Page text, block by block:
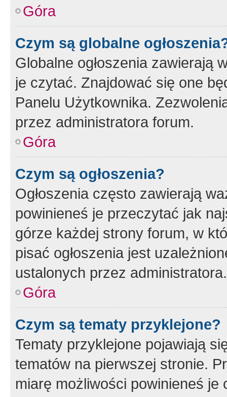
Góra
Czym są globalne
Globalne ogłoszenia zawierają
je czytać. Znajdować się one
Panelu Użytkownika.
przez administratora forum.
Góra
Czym są ogłoszenia?
Ogłoszenia często zawierają
powinieneś je przeczytać jak
górze każdej strony forum, w
pisać ogłoszenia jest
ustalonych przez administratora.
Góra
Czym są tematy przyklejone?
Tematy przyklejone pojawiają
tematów na pierwszej stronie.
miarę możliwości powinieneś je